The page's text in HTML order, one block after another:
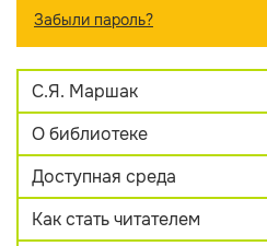
Забыли пароль?
С.Я. Маршак
О библиотеке
Доступная среда
Как стать читателем